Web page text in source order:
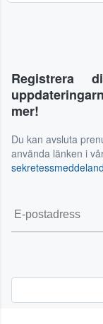
mer!
Du kan avsluta
använda länken i